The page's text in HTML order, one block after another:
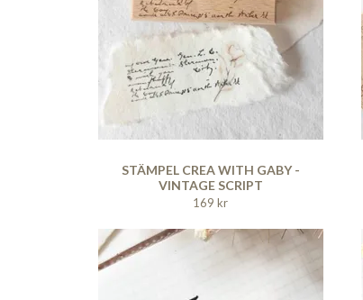
STÄMPEL CREA WITH GABY -
VINTAGE SCRIPT
169 kr